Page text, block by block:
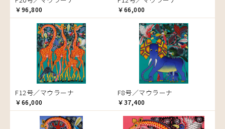
カバ
カメ
カメレオン
木
キリン
キリマンジャロ
孔雀
サイ
魚の群れ
アリー
アルバー
イッサ
イディー
エミリアス
エレナ
オマリー
ズベリ
スライディ（スライドゥ）
ゼナ
セフ
マワゾ
マングラ
ミムス
ムクラ
ムクンバ
ムスターファ
ムチサ
ムッサ
ムブカ
ムロペ
￥96,800 ￥66,000
F12号／マウラーナ
￥66,000
F8号／マウラーナ
￥37,400